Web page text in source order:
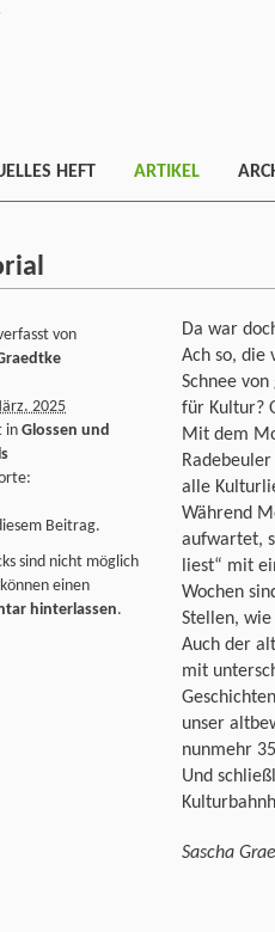
HEFT ARTIKEL
Da war
Ach so, die
Schnee
für Kultur?
Mit dem
alle
Während
aufwartet,
liest“ mit
Wochen
Stellen, wie
Auch der
mit
unser
nunmehr
Und
Sascha
von
2025
inGlossen und
Beitrag.
sind nicht möglich
einen
hinterlassen.